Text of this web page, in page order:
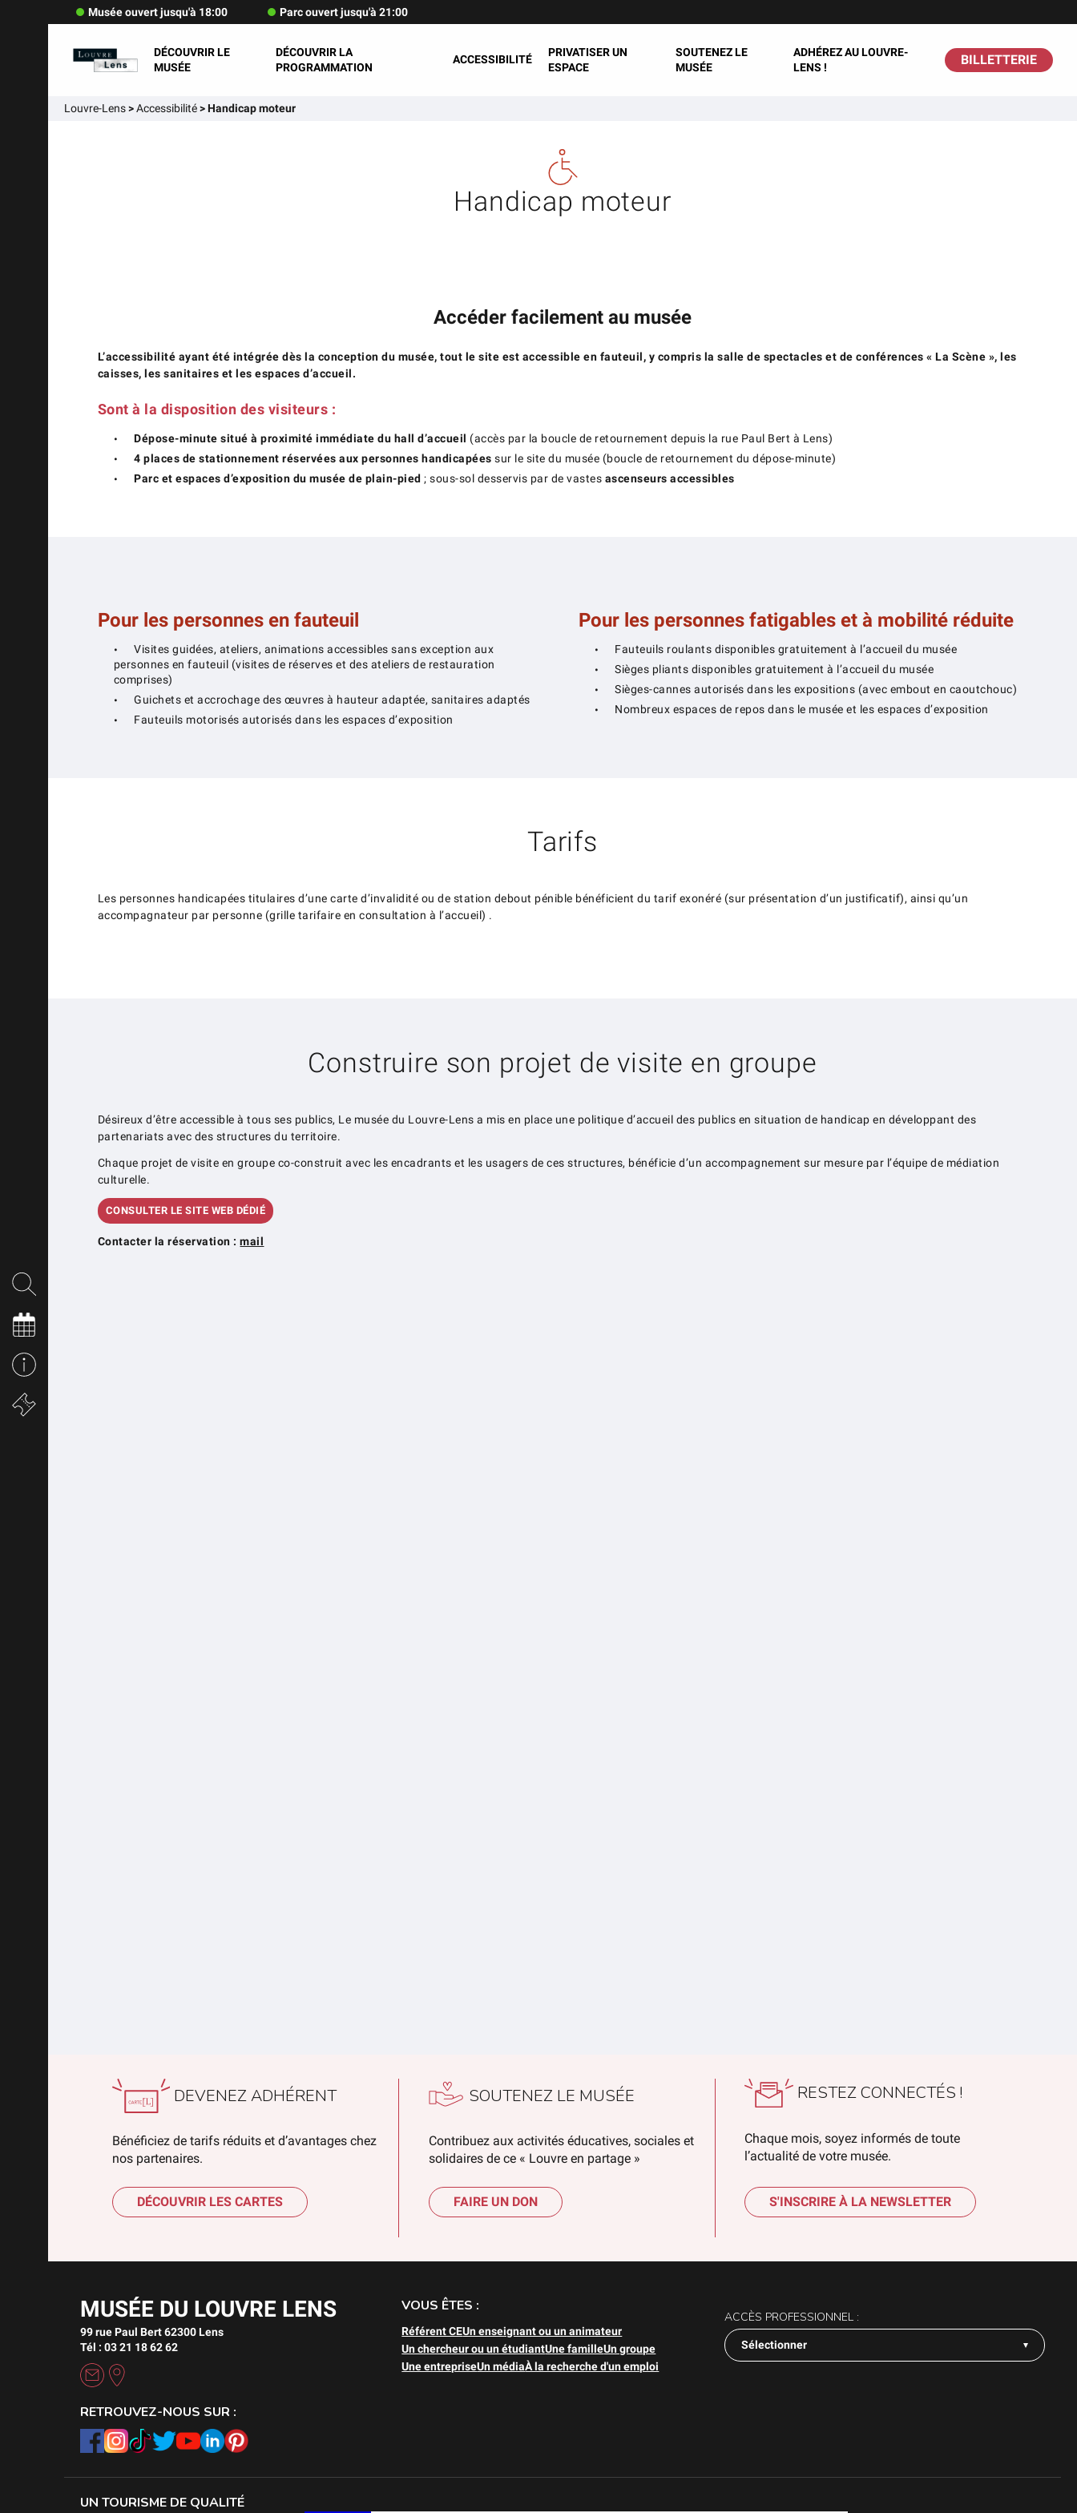
Musée ouvert jusqu'à 18:00 Parc ouvert jusqu'à 21:00
DÉCOUVRIR LE
MUSÉE
DÉCOUVRIR LA
PROGRAMMATION
ACCESSIBILITÉ
PRIVATISER UN
ESPACE
SOUTENEZ LE
MUSÉE
ADHÉREZ AU LOUVRE-
LENS !
BILLETTERIE
Louvre-Lens>Accessibilité>Handicap moteur
Handicap moteur
Accéder facilement au musée
L’accessibilité ayant été intégrée dès la conception du musée, tout le site est accessible en fauteuil, y compris la salle de spectacles et de conférences « La Scène », les
caisses, les sanitaires et les espaces d’accueil.
Sont à la disposition des visiteurs :
Dépose-minute situé à proximité immédiate du hall d’accueil (accès par la boucle de retournement depuis la rue Paul Bert à Lens)
4 places de stationnement réservées aux personnes handicapées sur le site du musée (boucle de retournement du dépose-minute)
Parc et espaces d’exposition du musée de plain-pied ; sous-sol desservis par de vastes ascenseurs accessibles
Pour les personnes en fauteuil
Visites guidées, ateliers, animations accessibles sans exception aux
personnes en fauteuil (visites de réserves et des ateliers de restauration
comprises)
Guichets et accrochage des œuvres à hauteur adaptée, sanitaires adaptés
Fauteuils motorisés autorisés dans les espaces d’exposition
Pour les personnes fatigables et à mobilité réduite
Fauteuils roulants disponibles gratuitement à l’accueil du musée
Sièges pliants disponibles gratuitement à l’accueil du musée
Sièges-cannes autorisés dans les expositions (avec embout en caoutchouc)
Nombreux espaces de repos dans le musée et les espaces d’exposition
Tarifs
Les personnes handicapées titulaires d’une carte d’invalidité ou de station debout pénible bénéficient du tarif exonéré (sur présentation d’un justificatif), ainsi qu’un
accompagnateur par personne (grille tarifaire en consultation à l’accueil) .
Construire son projet de visite en groupe
Désireux d’être accessible à tous ses publics, Le musée du Louvre-Lens a mis en place une politique d’accueil des publics en situation de handicap en développant des
partenariats avec des structures du territoire.
Chaque projet de visite en groupe co-construit avec les encadrants et les usagers de ces structures, bénéficie d’un accompagnement sur mesure par l’équipe de médiation
culturelle.
CONSULTER LE SITE WEB DÉDIÉ
Contacter la réservation :mail
DEVENEZ ADHÉRENT
Bénéficiez de tarifs réduits et d’avantages chez
nos partenaires.
DÉCOUVRIR LES CARTES
SOUTENEZ LE MUSÉE
Contribuez aux activités éducatives, sociales et
solidaires de ce « Louvre en partage »
FAIRE UN DON
RESTEZ CONNECTÉS !
Chaque mois, soyez informés de toute
l’actualité de votre musée.
S'INSCRIRE À LA NEWSLETTER
MUSÉE DU LOUVRE LENS
99 rue Paul Bert 62300 Lens
Tél : 03 21 18 62 62
RETROUVEZ-NOUS SUR :
VOUS ÊTES :
Référent CEUn enseignant ou un animateur
Un chercheur ou un étudiantUne familleUn groupe
Une entrepriseUn médiaÀ la recherche d'un emploi
ACCÈS PROFESSIONNEL :
Sélectionner
UN TOURISME DE QUALITÉ